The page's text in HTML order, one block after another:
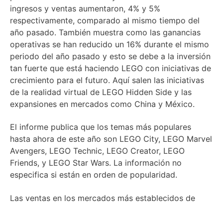
ingresos y ventas aumentaron, 4% y 5%
respectivamente, comparado al mismo tiempo del
año pasado. También muestra como las ganancias
operativas se han reducido un 16% durante el mismo
periodo del año pasado y esto se debe a la inversión
tan fuerte que está haciendo LEGO con iniciativas de
crecimiento para el futuro. Aquí salen las iniciativas
de la realidad virtual de LEGO Hidden Side y las
expansiones en mercados como China y México.
El informe publica que los temas más populares
hasta ahora de este año son LEGO City, LEGO Marvel
Avengers, LEGO Technic, LEGO Creator, LEGO
Friends, y LEGO Star Wars. La información no
especifica si están en orden de popularidad.
Las ventas en los mercados más establecidos de